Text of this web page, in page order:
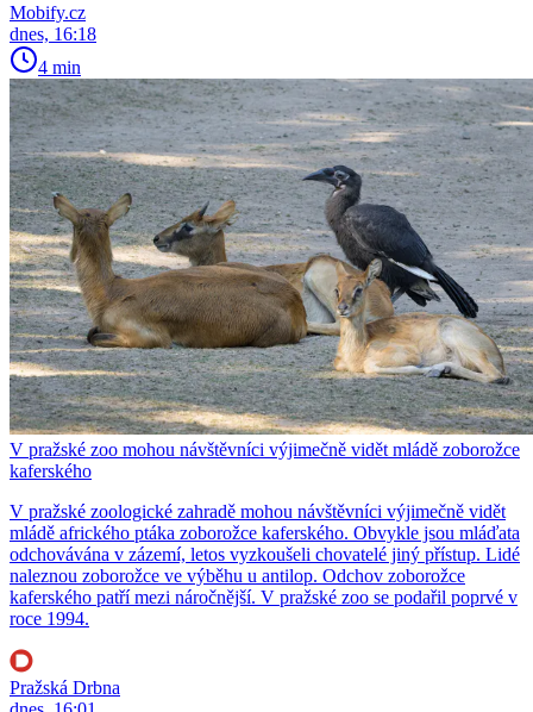
Mobify.cz
dnes, 16:18
4 min
V pražské zoo mohou návštěvníci výjimečně vidět mládě zoborožce
kaferského
V pražské zoologické zahradě mohou návštěvníci výjimečně vidět
mládě afrického ptáka zoborožce kaferského. Obvykle jsou mláďata
odchovávána v zázemí, letos vyzkoušeli chovatelé jiný přístup. Lidé
naleznou zoborožce ve výběhu u antilop. Odchov zoborožce
kaferského patří mezi náročnější. V pražské zoo se podařil poprvé v
roce 1994.
Pražská Drbna